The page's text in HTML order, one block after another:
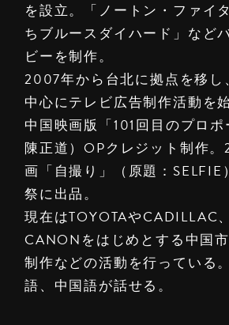
を設立。「ノートン・ファイ
ちブルースダイハード」など
ビーを制作。
2007年から台北に拠点を移し
中心にテレビ広告制作活動を
中国映画版「101回目のプロポ
陳正道）OPクレジット制作。
画「自撮り」（原題：SELFIE
祭に出品。
現在はTOYOTAやCADILLAC、
CANONをはじめとする中国
制作などの活動を行っている
語、中国語が話せる。